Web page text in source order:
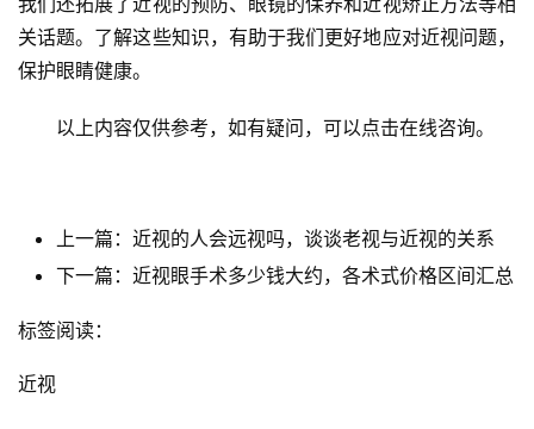
关话题。了解这些知识，有助于我们更好地应对近视问题，
保护眼睛健康。
以上内容仅供参考，如有疑问，可以点击在线咨询。
上一篇：近视的人会远视吗，谈谈老视与近视的关系
下一篇：近视眼手术多少钱大约，各术式价格区间汇总
标签阅读：
近视